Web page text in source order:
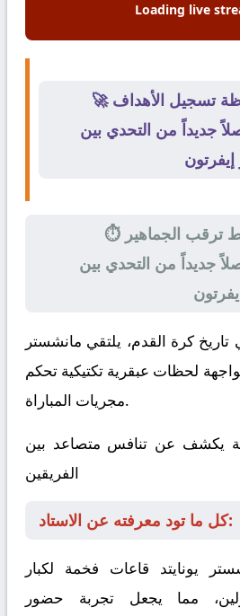
Loading live
🚀 تُغمر بالحماس لحظة تسجيل الأهداف
جديداً من التحدي بين
⏱️ تتأجج المواجهة وسط ترقب الجماهير
جديداً من التحدي بين
كرة القدم، يلتقي مانشستر
لحظات عبقرية تكتيكية تحكم
مجريات المباراة.
يكشف عن تنافس متصاعد بين
الفريقين
كل ما تود معرفته عن الاستاد:
يونايتد قاعات فخمة لكبار
مما يجعل تجربة حضور